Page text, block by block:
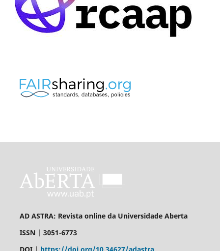
AD ASTRA: Revista online da Universidade Aberta
ISSN | 3051-6773